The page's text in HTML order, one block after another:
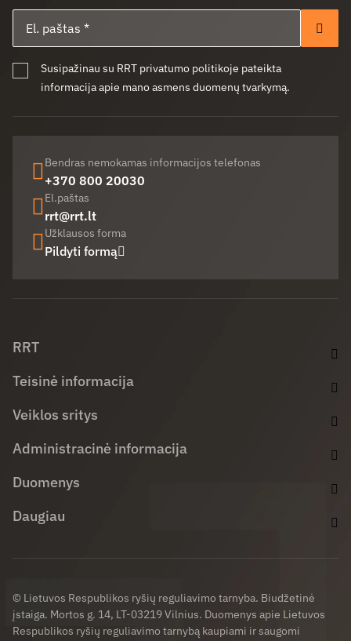
Susipažinau su RRT privatumo politikoje pateikta
informacija apie mano asmens duomenų tvarkymą.
Bendras nemokamas informacijos telefonas
+370 800 20030
El.paštas
rrt@rrt.lt
Užklausos forma
Pildyti formą
RRT
Teisinė informacija
Veiklos sritys
Administracinė informacija
Duomenys
Daugiau
© Lietuvos Respublikos ryšių reguliavimo tarnyba. Biudžetinė
įstaiga. Mortos g. 14, LT-03219 Vilnius. Duomenys apie Lietuvos
Respublikos ryšių reguliavimo tarnybą kaupiami ir saugomi